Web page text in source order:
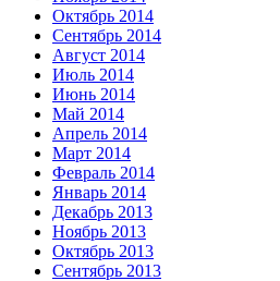
Октябрь 2014
Сентябрь 2014
Август 2014
Июль 2014
Июнь 2014
Май 2014
Апрель 2014
Март 2014
Февраль 2014
Январь 2014
Декабрь 2013
Ноябрь 2013
Октябрь 2013
Сентябрь 2013